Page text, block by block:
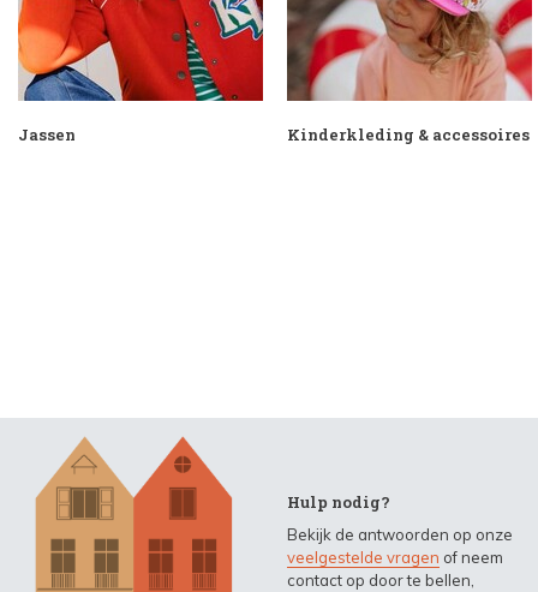
Jassen Kinderkleding & accessoires
Hulp nodig?
Bekijk de antwoorden op onze
veelgestelde vragen of neem
contact op door te bellen,